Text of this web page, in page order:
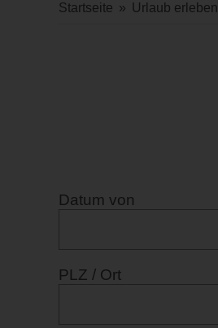
Startseite » Urlaub erleben
Datum von
PLZ / Ort